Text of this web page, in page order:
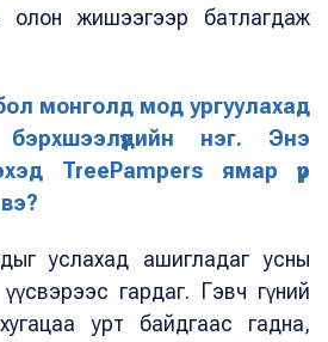
олон жишээгээр батлагдаж
монголд мод ургуулахад
нэг. Энэ
TreePampers ямар үр
услахад ашигладаг усны
гардаг. Гэвч гүний
урт байдгаас гадна,